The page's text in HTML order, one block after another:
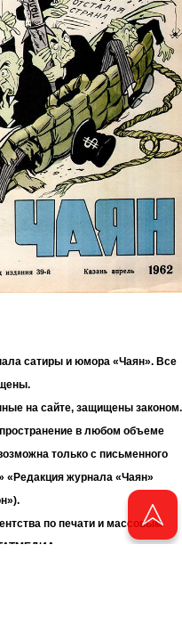
сатиры и юмора «Чаян». Все
на сайте, защищены законом.
в любом объеме
только с письменного
журнала «Чаян»
по печати и массовым